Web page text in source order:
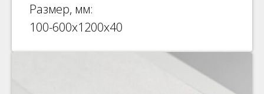
Размер, мм:
100-600х1200х40